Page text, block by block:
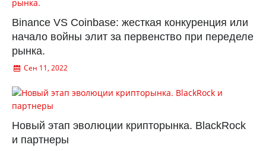
Binance VS Coinbase: жесткая конкуренция или
начало войны элит за первенство при переделе
рынка.
Сен 11, 2022
Новый этап эволюции крипторынка. BlackRock
и партнеры